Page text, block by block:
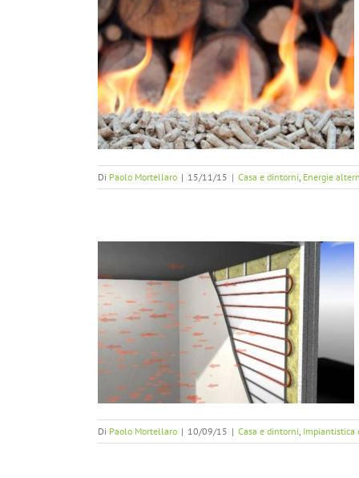
Di Paolo Mortellaro | 15/11/15 | Casa e dintorni Energie
Di Paolo Mortellaro | 10/09/15 | Casa e dintorni Impiantistica